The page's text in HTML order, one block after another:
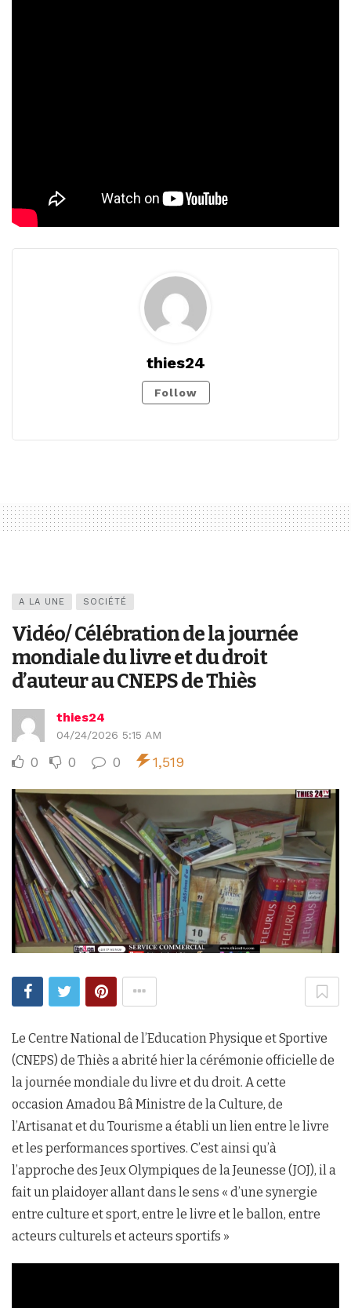
thies24
Follow
A LA UNE SOCIÉTÉ
Vidéo/ Célébration de la journée
mondiale du livre et du droit
d’auteur au CNEPS de Thiès
thies24
04/24/2026 5:15 AM
0 0 0 1,519
Le Centre National de l’Education Physique et Sportive
(CNEPS) de Thiès a abrité hier la cérémonie officielle de
la journée mondiale du livre et du droit. A cette
occasion Amadou Bâ Ministre de la Culture, de
l’Artisanat et du Tourisme a établi un lien entre le livre
et les performances sportives. C’est ainsi qu’à
l’approche des Jeux Olympiques de la Jeunesse (JOJ), il a
fait un plaidoyer allant dans le sens « d’une synergie
entre culture et sport, entre le livre et le ballon, entre
acteurs culturels et acteurs sportifs »